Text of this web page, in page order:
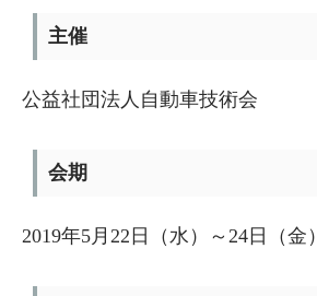
主催
公益社団法人自動車技術会
会期
2019年5月22日（水）～24日（金）